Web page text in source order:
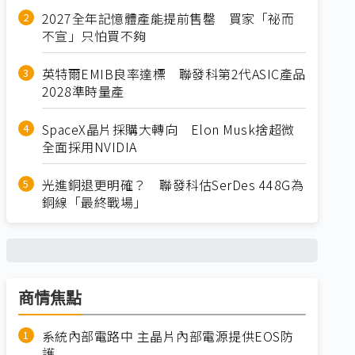
2027全年記憶體產能提前售罄 買家「祕而
不宣」只怕買不夠
英特爾EMIB良率達標 聯發科第2代ASIC產品
2028準時量產
SpaceX晶片採購大轉向 Elon Musk捨超微
全面採用NVIDIA
光進銅退更明確？ 聯發科估SerDes 448G為
銅線「最終戰場」
商情焦點
系統內部電路中 主晶片內部電源提供EOS防